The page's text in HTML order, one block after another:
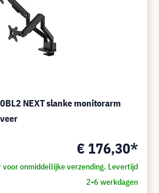
NEXT slanke monitorarm
€ 176,30*
voor onmiddellijke verzending. Levertijd
2-6 werkdagen